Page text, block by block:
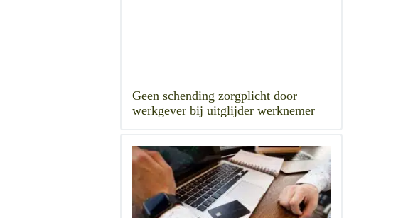
Geen schending zorgplicht door
werkgever bij uitglijder werknemer